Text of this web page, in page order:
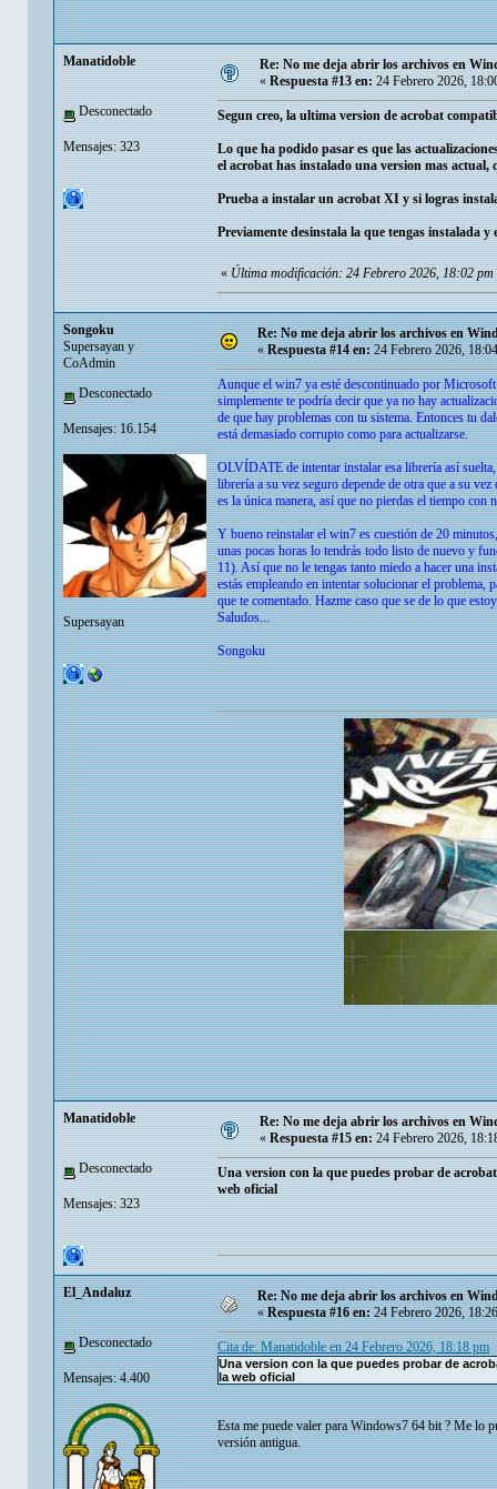
Manatidoble
Desconectado
Mensajes: 323
Re: No me deja abrir los archivos en
« Respuesta #13 en: 24 Febrero 2026,
Segun creo, la ultima version de acrobat
Lo que ha podido pasar es que las
el acrobat has instalado una version mas
Prueba a instalar un acrobat XI y si logras
Previamente desinstala la que tengas instalada y
« Última modificación: 24 Febrero 2026, 18:02
Songoku
Supersayan y
CoAdmin
Desconectado
Mensajes: 16.154
Supersayan
Re: No me deja abrir los archivos en
«Respuesta #14 en:24 Febrero 2026,
Aunque el win7 ya esté descontinuado por
simplemente te podría decir que ya no hay
de que hay problemas con tu sistema. Entonces tu
está demasiado corrupto como para actualizarse.
OLVÍDATE de intentar instalar esa librería así
librería a su vez seguro depende de otra que a su
es la única manera, así que no pierdas el tiempo con
Y bueno reinstalar el win7 es cuestión de 20
unas pocas horas lo tendrás todo listo de nuevo y
11). Así que no le tengas tanto miedo a hacer una
estás empleando en intentar solucionar el
que te comentado. Hazme caso que se de lo que
Saludos...
Songoku
Manatidoble
Desconectado
Mensajes: 323
Re: No me deja abrir los archivos en
« Respuesta #15 en: 24 Febrero 2026,
Una version con la que puedes probar de
web oficial
El_Andaluz
Desconectado
Mensajes: 4.400
Re: No me deja abrir los archivos en
«Respuesta #16 en:24 Febrero 2026,
Cita de: Manatidoble en 24 Febrero 2026, 18:18 pm
Una version con la que puedes probar de
la web oficial
Esta me puede valer para Windows7 64 bit ? Me lo
versión antigua.